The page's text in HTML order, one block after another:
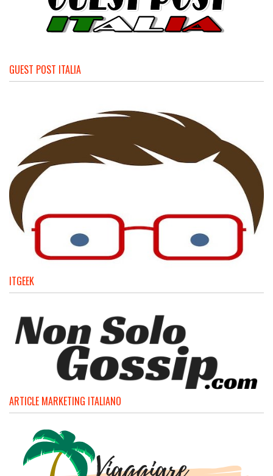
GUEST POST ITALIA
ITGEEK
ARTICLE MARKETING ITALIANO